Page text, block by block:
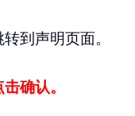
到声明页面。
确认。